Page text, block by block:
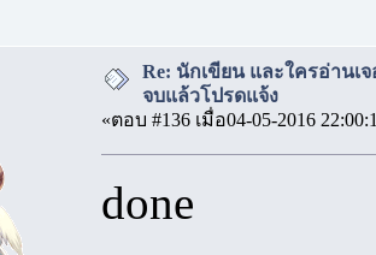
Re: นักเขียน และใครอ่านเ
จบแล้วโปรดแจ้ง
«ตอบ #136 เมื่อ04-05-2016
done